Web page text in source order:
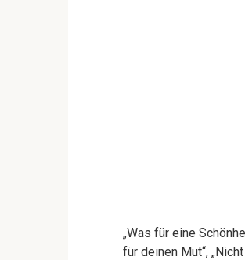
„Was für eine
für deinen Mut“,